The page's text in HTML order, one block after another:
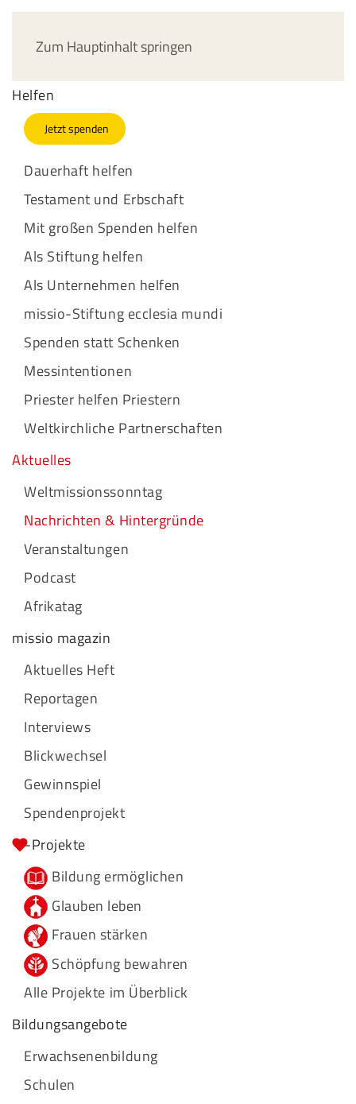
Zum Hauptinhalt springen
Helfen
Jetzt spenden
Dauerhaft helfen
Testament und Erbschaft
Mit großen Spenden helfen
Als Stiftung helfen
Als Unternehmen helfen
missio-Stiftung ecclesia mundi
Spenden statt Schenken
Messintentionen
Priester helfen Priestern
Weltkirchliche Partnerschaften
Aktuelles
Weltmissionssonntag
Nachrichten & Hintergründe
Veranstaltungen
Podcast
Afrikatag
missio magazin
Aktuelles Heft
Reportagen
Interviews
Blickwechsel
Gewinnspiel
Spendenprojekt
-Projekte
Bildung ermöglichen
Glauben leben
Frauen stärken
Schöpfung bewahren
Alle Projekte im Überblick
Bildungsangebote
Erwachsenenbildung
Schulen